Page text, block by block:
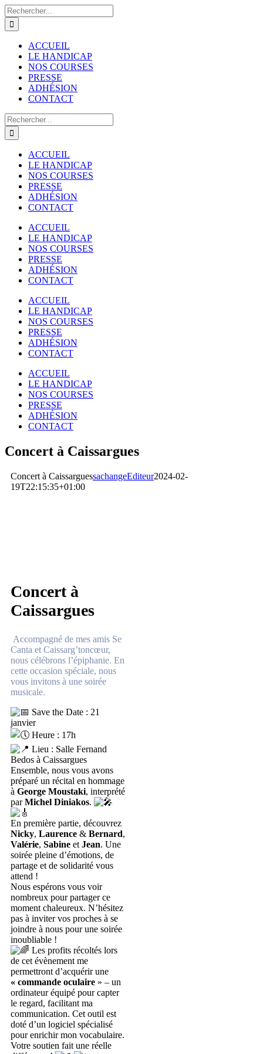
Passer
au
contenu
Rechercher:
ACCUEIL
LE HANDICAP
NOS COURSES
PRESSE
ADHÉSION
CONTACT
Rechercher:
ACCUEIL
LE HANDICAP
NOS COURSES
PRESSE
ADHÉSION
CONTACT
ACCUEIL
LE HANDICAP
NOS COURSES
PRESSE
ADHÉSION
CONTACT
ACCUEIL
LE HANDICAP
NOS COURSES
PRESSE
ADHÉSION
CONTACT
ACCUEIL
LE HANDICAP
NOS COURSES
PRESSE
ADHÉSION
CONTACT
Concert à Caissargues
Concert à CaissarguessachangeEditeur2024-02-
19T22:15:35+01:00
Concert à
Caissargues
Accompagné de mes amis Se
Canta et Caissarg’toncœur,
nous célébrons l’épiphanie. En
cette occasion spéciale, nous
vous invitons à une soirée
musicale.
Save the Date : 21
janvier
Heure : 17h
Lieu : Salle Fernand
Bedos à Caissargues
Ensemble, nous vous avons
préparé un récital en hommage
à George Moustaki, interprété
parMichel Diniakos.
En première partie, découvrez
Nicky, Laurence & Bernard,
Valérie, Sabine et Jean. Une
soirée pleine d’émotions, de
partage et de solidarité vous
attend !
Nous espérons vous voir
nombreux pour partager ce
moment chaleureux. N’hésitez
pas à inviter vos proches à se
joindre à nous pour une soirée
inoubliable !
Les profits récoltés lors
de cet évènement me
permettront d’acquérir une
« commande oculaire » – un
ordinateur équipé pour capter
le regard, facilitant ma
communication. Cet outil est
doté d’un logiciel spécialisé
pour enrichir mon vocabulaire.
Votre soutien fait une réelle